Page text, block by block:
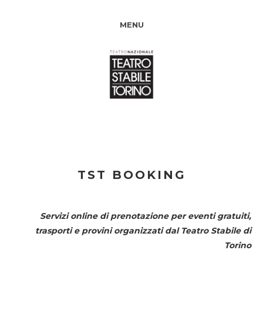
MENU
TST BOOKING
Servizi online di prenotazione per eventi gratuiti,
trasporti e provini organizzati dal Teatro Stabile di
Torino